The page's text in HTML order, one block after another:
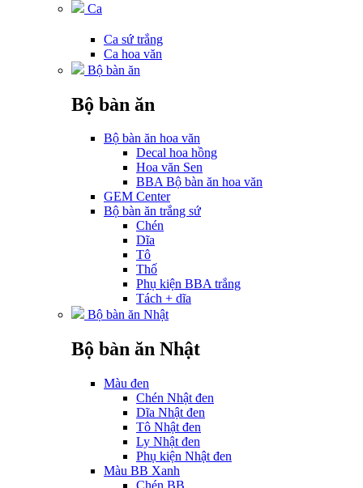
Ca
Ca sứ trắng
Ca hoa văn
Bộ bàn ăn
Bộ bàn ăn
Bộ bàn ăn hoa văn
Decal hoa hồng
Hoa văn Sen
BBA Bộ bàn ăn hoa văn
GEM Center
Bộ bàn ăn trắng sứ
Chén
Dĩa
Tô
Thố
Phụ kiện BBA trắng
Tách + dĩa
Bộ bàn ăn Nhật
Bộ bàn ăn Nhật
Màu đen
Chén Nhật đen
Dĩa Nhật đen
Tô Nhật đen
Ly Nhật đen
Phụ kiện Nhật đen
Màu BB Xanh